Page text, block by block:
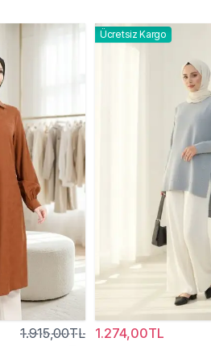
1.915,00TL
Ücretsiz Kargo
1.274,00TL